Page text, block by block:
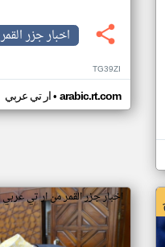
اخبار جزر القمر
TG39ZI
ار تي عربي• arabic.rt.com
اخبار جزر القمر من ار تي عربي